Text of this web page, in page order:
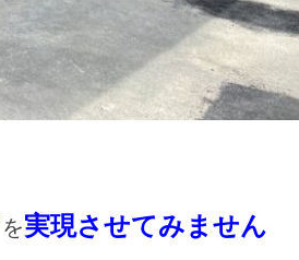
を実現させてみません